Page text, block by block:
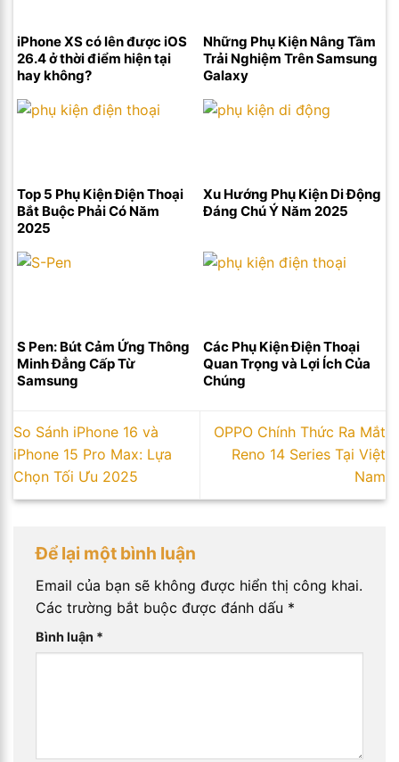
iPhone XS có lên được iOS
26.4 ở thời điểm hiện tại
hay không?
Những Phụ Kiện Nâng Tầm
Trải Nghiệm Trên Samsung
Galaxy
Top 5 Phụ Kiện Điện Thoại
Bắt Buộc Phải Có Năm
2025
Xu Hướng Phụ Kiện Di Động
Đáng Chú Ý Năm 2025
S Pen: Bút Cảm Ứng Thông
Minh Đẳng Cấp Từ
Samsung
Các Phụ Kiện Điện Thoại
Quan Trọng và Lợi Ích Của
Chúng
So Sánh iPhone 16 và
iPhone 15 Pro Max: Lựa
Chọn Tối Ưu 2025
OPPO Chính Thức Ra Mắt
Reno 14 Series Tại Việt
Nam
Để lại một bình luận
Email của bạn sẽ không được hiển thị công khai.
Các trường bắt buộc được đánh dấu *
Bình luận *